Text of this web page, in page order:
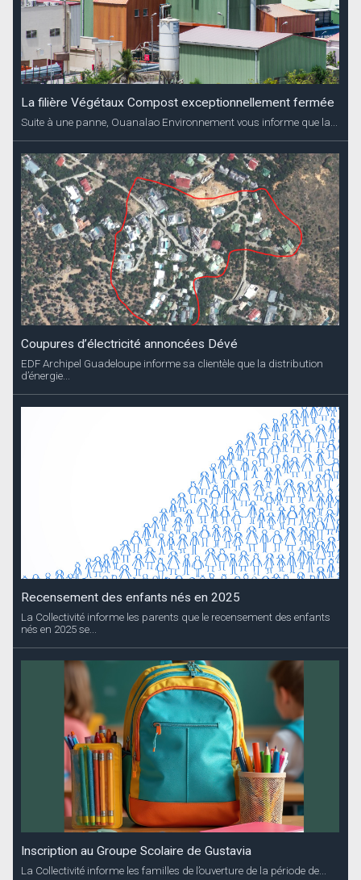
La filière Végétaux Compost exceptionnellement fermée
Suite à une panne, Ouanalao Environnement vous informe que la...
Coupures d’électricité annoncées Dévé
EDF Archipel Guadeloupe informe sa clientèle que la distribution
d’énergie...
Recensement des enfants nés en 2025
La Collectivité informe les parents que le recensement des enfants
nés en 2025 se...
Inscription au Groupe Scolaire de Gustavia
La Collectivité informe les familles de l’ouverture de la période de...